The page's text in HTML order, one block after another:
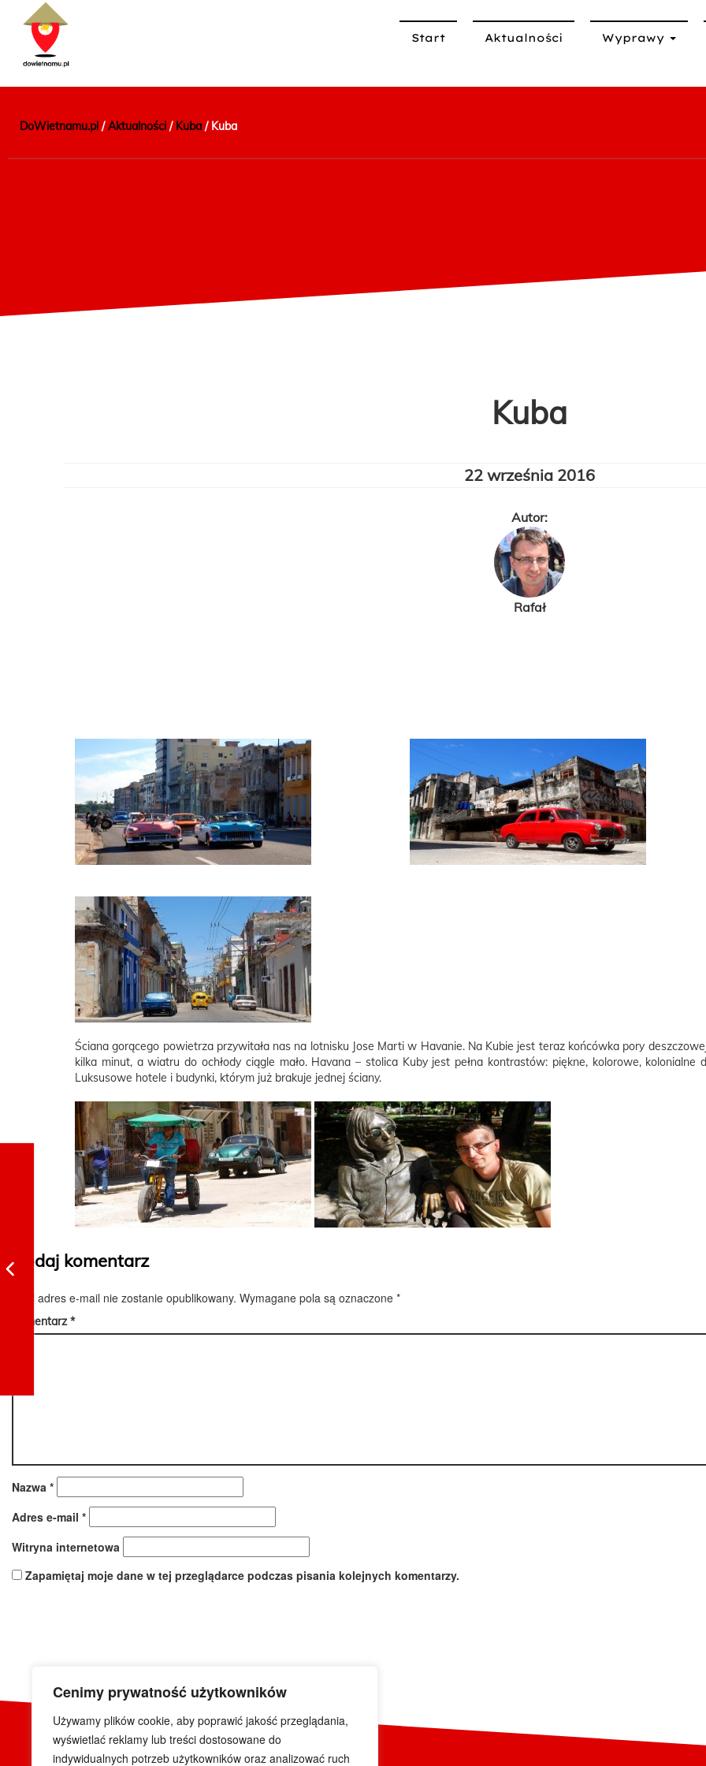
Cenimy prywatność użytkowników
Używamy plików cookie, aby poprawić jakość przeglądania,
wyświetlać reklamy lub treści dostosowane do
indywidualnych potrzeb użytkowników oraz analizować ruch
Start Aktualności Wyprawy
DoWietnamu.pl /Aktualności / Kuba / Kuba
Kuba
22 września 2016
Autor:
Rafał
Ściana gorącego powietrza przywitała nas na lotnisku Jose Marti w Havanie. Na Kubie jest teraz końcówka pory
kilka minut, a wiatru do ochłody ciągle mało. Havana – stolica Kuby jest pełna kontrastów: piękne, kolorowe,
Luksusowe hotele i budynki, którym już brakuje jednej ściany.
Dodaj komentarz
Twój adres e-mail nie zostanie opublikowany. Wymagane pola są oznaczone *
Komentarz*
Nazwa *
Adres e-mail *
Witryna internetowa
Zapamiętaj moje dane w tej przeglądarce podczas pisania kolejnych komentarzy.